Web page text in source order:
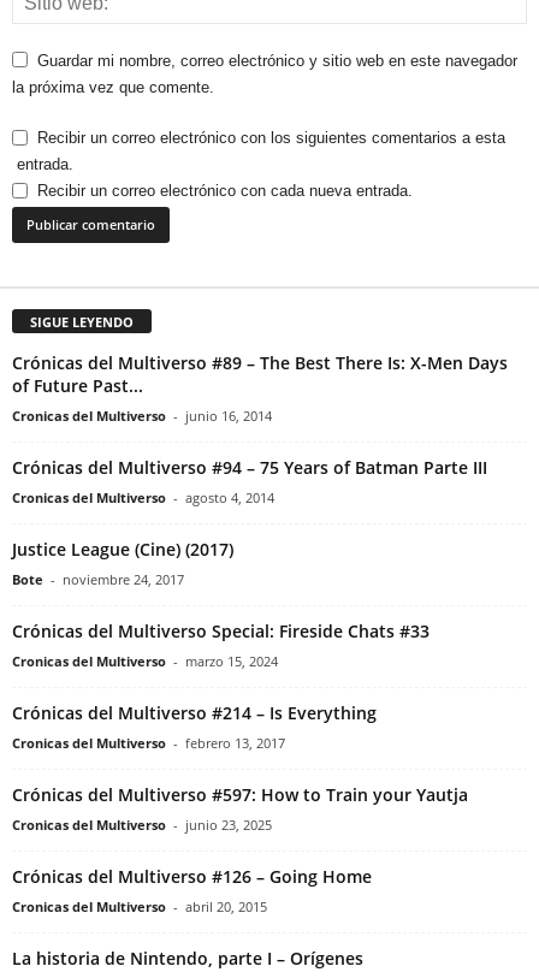
Guardar mi nombre, correo electrónico y sitio web en este navegador
la próxima vez que comente.
Recibir un correo electrónico con los siguientes comentarios a esta
entrada.
Recibir un correo electrónico con cada nueva entrada.
SIGUE LEYENDO
Crónicas del Multiverso #89 – The Best There Is: X-Men Days
of Future Past...
Cronicas del Multiverso - junio 16, 2014
Crónicas del Multiverso #94 – 75 Years of Batman Parte III
Cronicas del Multiverso - agosto 4, 2014
Justice League (Cine) (2017)
Bote - noviembre 24, 2017
Crónicas del Multiverso Special: Fireside Chats #33
Cronicas del Multiverso - marzo 15, 2024
Crónicas del Multiverso #214 – Is Everything
Cronicas del Multiverso - febrero 13, 2017
Crónicas del Multiverso #597: How to Train your Yautja
Cronicas del Multiverso - junio 23, 2025
Crónicas del Multiverso #126 – Going Home
Cronicas del Multiverso - abril 20, 2015
La historia de Nintendo, parte I – Orígenes